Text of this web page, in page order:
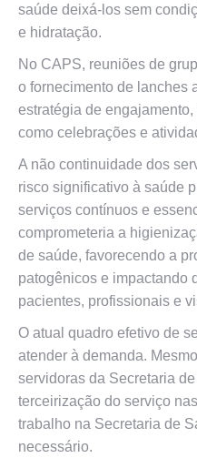
saúde deixá-los sem
e hidratação.
No CAPS, reuniões de
o fornecimento de lanches
estratégia de
como celebrações e
A não continuidade dos
risco significativo à saúde
serviços contínuos e
comprometeria a
de saúde, favorecendo a
patogênicos e impactando
pacientes, profissionais e
O atual quadro efetivo de
atender à demanda.
servidoras da Secretaria
terceirização do serviço
trabalho na Secretaria de
necessário.